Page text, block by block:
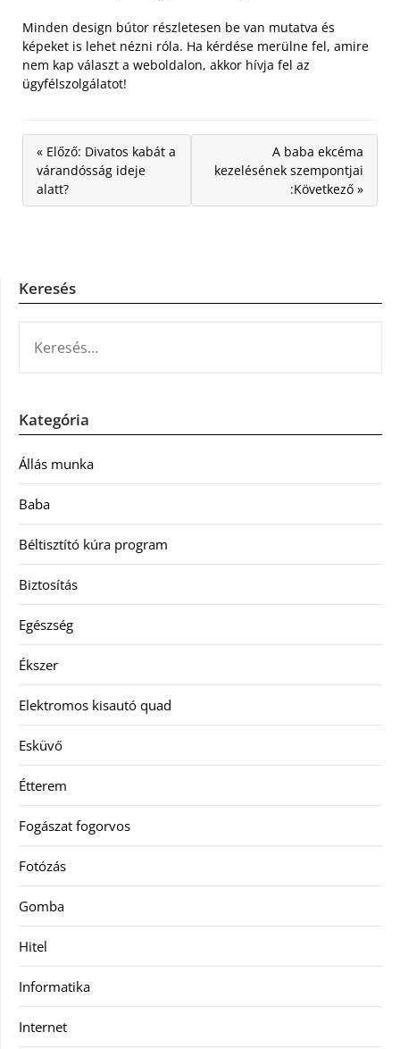
Minden design bútor részletesen be van mutatva és
képeket is lehet nézni róla. Ha kérdése merülne fel, amire
nem kap választ a weboldalon, akkor hívja fel az
ügyfélszolgálatot!
« Előző: Divatos kabát a
várandósság ideje
alatt?
A baba ekcéma
kezelésének szempontjai
:Következő »
Keresés
Kategória
Állás munka
Baba
Béltisztító kúra program
Biztosítás
Egészség
Ékszer
Elektromos kisautó quad
Esküvő
Étterem
Fogászat fogorvos
Fotózás
Gomba
Hitel
Informatika
Internet